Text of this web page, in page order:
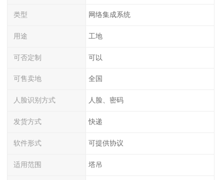
类型 网络集成系统
用途 工地
可否定制 可以
可售卖地 全国
人脸识别方式 人脸、密码
发货方式 快递
软件形式 可提供协议
适用范围 塔吊